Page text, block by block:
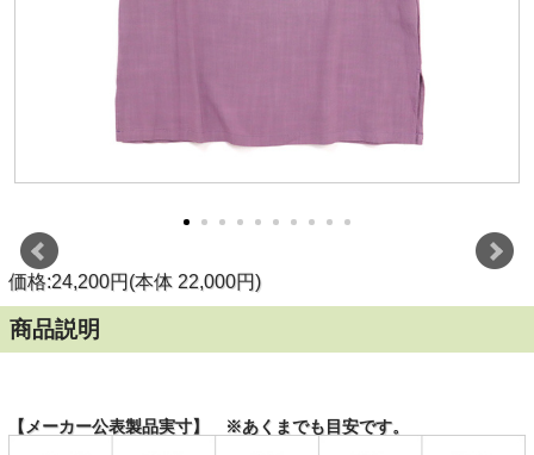
価格:24,200円(本体 22,000円)
商品説明
【メーカー公表製品実寸】 ※あくまでも目安です。